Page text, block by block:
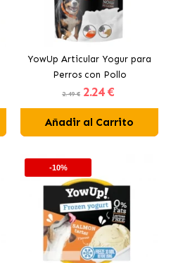
YowUp Articular Yogur para
Perros con Pollo
2.49 € 2.24 €
Añadir al Carrito
-10%